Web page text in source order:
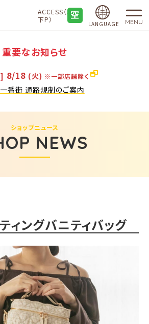
ACCESS（地
下P）
LANGUAGE MENU
重要なお知らせ
8/18 (火) ※一部店舗除く
番街 通路規制のご案内
NEWS
ショップニュース
ィングバニティバッグ